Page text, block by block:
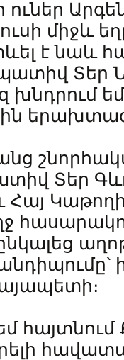
ուներ
միջև
է նաև
Տեր
Տեր
Հայ